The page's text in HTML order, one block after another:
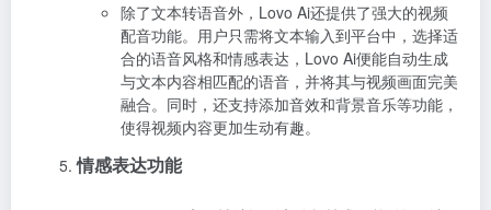
除了文本转语音外，Lovo Ai还提供了强大的视频
配音功能。用户只需将文本输入到平台中，选择适
合的语音风格和情感表达，Lovo Ai便能自动生成
与文本内容相匹配的语音，并将其与视频画面完美
融合。同时，还支持添加音效和背景音乐等功能，
使得视频内容更加生动有趣。
情感表达功能